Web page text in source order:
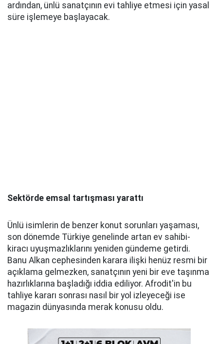
ardından, ünlü sanatçının evi tahliye etmesi için yasal
süre işlemeye başlayacak.
Sektörde emsal tartışması yarattı
Ünlü isimlerin de benzer konut sorunları yaşaması,
son dönemde Türkiye genelinde artan ev sahibi-
kiracı uyuşmazlıklarını yeniden gündeme getirdi.
Banu Alkan cephesinden karara ilişki henüz resmi bir
açıklama gelmezken, sanatçının yeni bir eve taşınma
hazırlıklarına başladığı iddia ediliyor. Afrodit'in bu
tahliye kararı sonrası nasıl bir yol izleyeceği ise
magazin dünyasında merak konusu oldu.